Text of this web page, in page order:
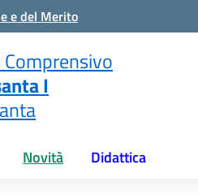
e del Merito
I
Novità Didattica